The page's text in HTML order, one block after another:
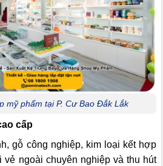
mỹ phẩm tại P. Cư Bao Đắk Lắk
cấp
gỗ công nghiệp, kim loại kết hợp
vẻ ngoài chuyên nghiệp và thu hút